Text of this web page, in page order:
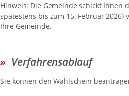
Hinweis: Die Gemeinde schickt Ihnen
spätestens bis zum 15. Februar
Ihre Gemeinde.
Verfahrensablauf
Sie können den Wahlschein